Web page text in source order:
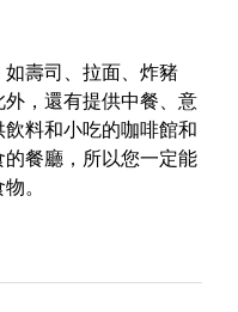
壽司、拉面、炸豬
，還有提供中餐、意
料和小吃的咖啡館和
餐廳，所以您一定能
。